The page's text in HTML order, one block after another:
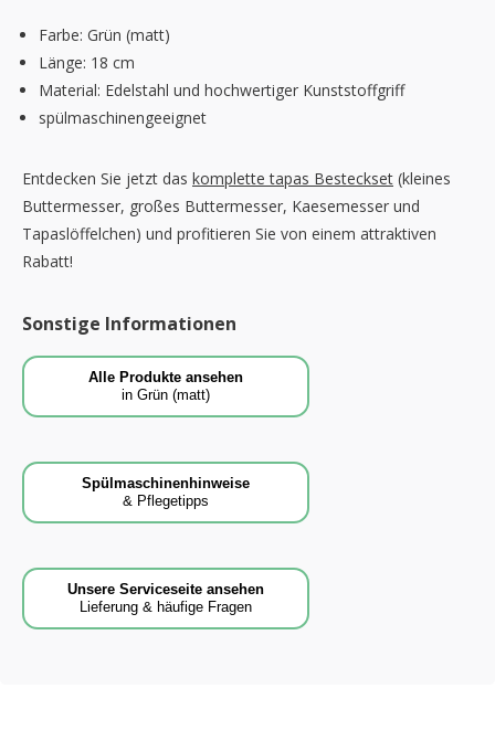
Farbe: Grün (matt)
Länge: 18 cm
Material: Edelstahl und hochwertiger Kunststoffgriff
spülmaschinengeeignet
Entdecken Sie jetzt das komplette tapas Besteckset (kleines
Buttermesser, großes Buttermesser, Kaesemesser und
Tapaslöffelchen) und profitieren Sie von einem attraktiven
Rabatt!
Sonstige Informationen
Alle Produkte ansehen
in Grün (matt)
Spülmaschinenhinweise
& Pflegetipps
Unsere Serviceseite ansehen
Lieferung & häufige Fragen